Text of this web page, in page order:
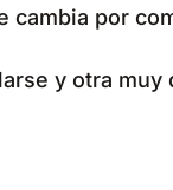
cambia por
y otra